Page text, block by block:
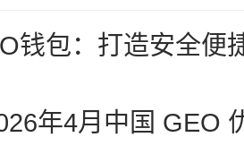
钱包：打造安全便
年4月中国 GEO